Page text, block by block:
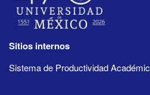
Sitios internos
Sistema de Productividad